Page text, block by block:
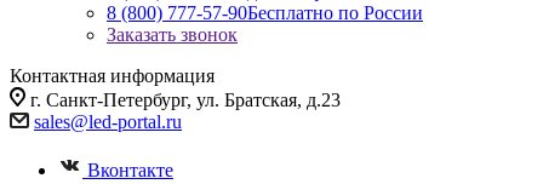
8 (800) 777-57-90Бесплатно по России
Заказать звонок
Контактная информация
г. Санкт-Петербург, ул. Братская, д.23
sales@led-portal.ru
Вконтакте